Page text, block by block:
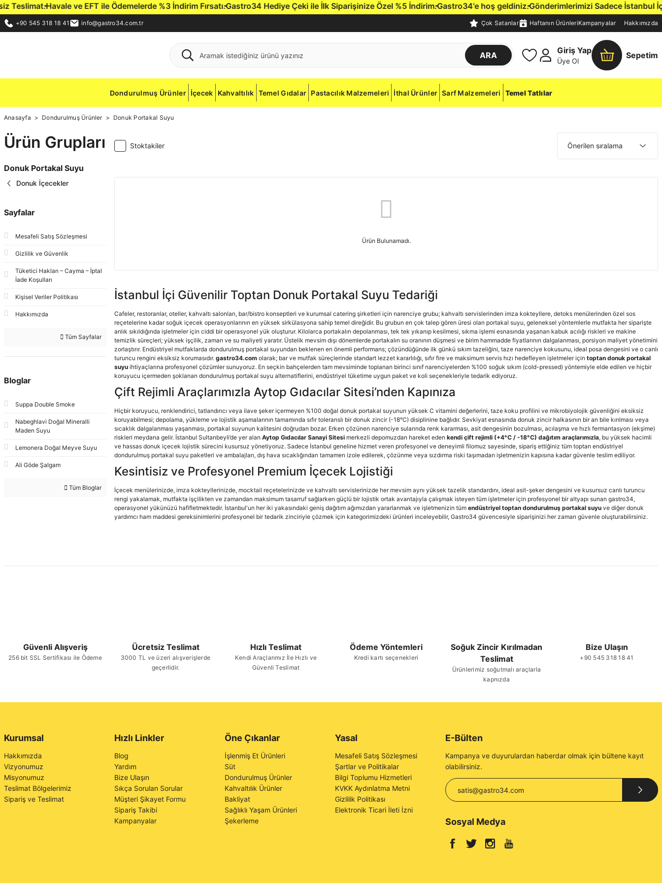
Havale ve EFT ile Ödemelerde %3 İndirim Fırsatı.Gastro34 Hediye Çeki ile İlk Siparişinize Özel %5 İndirim.Gastro34'e hoş geldiniz.Gönderimlerimizi Sadece İstanbul
+90 545 318 18 41 info@gastro34.com.tr Çok Satanlar Haftanın ÜrünleriKampanyalar Hakkımızda
ARA
Giriş Yap
Üye Ol
Sepetim
Dondurulmuş Ürünler İçecek Kahvaltılık Temel Gıdalar Pastacılık Malzemeleri İthal Ürünler Sarf Malzemeleri Temel Tatlılar
Anasayfa Dondurulmuş Ürünler Donuk Portakal Suyu
Ürün Grupları
Donuk Portakal Suyu
Donuk İçecekler
Sayfalar
Mesafeli Satış Sözleşmesi
Gizlilik ve Güvenlik
Tüketici Hakları – Cayma – İptal
İade Koşulları
Kişisel Veriler Politikası
Hakkımızda
Tüm Sayfalar
Bloglar
Suppa Double Smoke
Nabeghlavi Doğal Mineralli
Maden Suyu
Lemonera Doğal Meyve Suyu
Ali Göde Şalgam
Tüm Bloglar
Stoktakiler
Ürün Bulunamadı.
İstanbul İçi Güvenilir Toptan Donuk Portakal Suyu Tedariği
Cafeler, restoranlar, oteller, kahvaltı salonları, bar/bistro konseptleri ve kurumsal catering şirketleri için narenciye grubu; kahvaltı servislerinden imza kokteyllere, detoks menülerinden özel sos
reçetelerine kadar soğuk içecek operasyonlarının en yüksek sirkülasyona sahip temel direğidir. Bu grubun en çok talep gören üresi olan portakal suyu, geleneksel yöntemlerle mutfakta her siparişte
anlık sıkıldığında işletmeler için ciddi bir operasyonel yük oluşturur. Kilolarca portakalın depolanması, tek tek yıkanıp kesilmesi, sıkma işlemi esnasında yaşanan kabuk acılığı riskleri ve makine
temizlik süreçleri; yüksek işçilik, zaman ve su maliyeti yaratır. Üstelik mevsim dışı dönemlerde portakalın su oranının düşmesi ve birim hammadde fiyatlarının dalgalanması, porsiyon maliyet yönetimini
zorlaştırır. Endüstriyel mutfaklarda dondurulmuş portakal suyundan beklenen en önemli performans; çözündüğünde ilk günkü sıkım tazeliğini, taze narenciye kokusunu, ideal posa dengesini ve o canlı
turuncu rengini eksiksiz korumasıdır. gastro34.com olarak; bar ve mutfak süreçlerinde standart lezzet kararlılığı, sıfır fire ve maksimum servis hızı hedefleyen işletmeler için toptan donuk portakal
suyu ihtiyaçlarına profesyonel çözümler sunuyoruz. En seçkin bahçelerden tam mevsiminde toplanan birinci sınıf narenciyelerden %100 soğuk sıkım (cold-pressed) yöntemiyle elde edilen ve hiçbir
koruyucu içermeden şoklanan dondurulmuş portakal suyu alternatiflerini, endüstriyel tüketime uygun paket ve koli seçenekleriyle tedarik ediyoruz.
Çift Rejimli Araçlarımızla Aytop Gıdacılar Sitesi’nden Kapınıza
Hiçbir koruyucu, renklendirici, tatlandırıcı veya ilave şeker içermeyen %100 doğal donuk portakal suyunun yüksek C vitamini değerlerini, taze koku profilini ve mikrobiyolojik güvenliğini eksiksiz
koruyabilmesi; depolama, yükleme ve lojistik aşamalarının tamamında sıfır toleranslı bir donuk zincir (-18°C) disiplinine bağlıdır. Sevkiyat esnasında donuk zincir halkasının bir an bile kırılması veya
sıcaklık dalgalanması yaşanması, portakal suyunun kalitesini doğrudan bozar. Erken çözünen narenciye sularında renk kararması, asit dengesinin bozulması, acılaşma ve hızlı fermantasyon (ekşime)
riskleri meydana gelir. İstanbul Sultanbeyli’de yer alan Aytop Gıdacılar Sanayi Sitesi merkezli depomuzdan hareket eden kendi çift rejimli (+4°C / -18°C) dağıtım araçlarımızla, bu yüksek hacimli
ve hassas donuk içecek lojistik sürecini kusursuz yönetiyoruz. Sadece İstanbul geneline hizmet veren profesyonel ve deneyimli filomuz sayesinde, sipariş ettiğiniz tüm toptan endüstriyel
dondurulmuş portakal suyu paketleri ve ambalajları, dış hava sıcaklığından tamamen izole edilerek, çözünme veya sızdırma riski taşımadan işletmenizin kapısına kadar güvenle teslim ediliyor.
Kesintisiz ve Profesyonel Premium İçecek Lojistiği
İçecek menülerinizde, imza kokteyllerinizde, mocktail reçetelerinizde ve kahvaltı servislerinizde her mevsim aynı yüksek tazelik standardını, ideal asit-şeker dengesini ve kusursuz canlı turuncu
rengi yakalamak, mutfakta işçilikten ve zamandan maksimum tasarruf sağlarken güçlü bir lojistik ortak avantajıyla çalışmak isteyen tüm işletmeler için profesyonel bir altyapı sunan gastro34,
operasyonel yükünüzü hafifletmektedir. İstanbul'un her iki yakasındaki geniş dağıtım ağımızdan yararlanmak ve işletmenizin tüm endüstriyel toptan dondurulmuş portakal suyu ve diğer donuk
yardımcı ham maddesi gereksinimlerini profesyonel bir tedarik zinciriyle çözmek için kategorimizdeki ürünleri inceleyebilir, Gastro34 güvencesiyle siparişinizi her zaman güvenle oluşturabilirsiniz.
Güvenli Alışveriş
256 bit SSL Sertifikası ile Ödeme
Ücretsiz Teslimat
3000 TL ve üzeri alışverişlerde
geçerlidir.
Hızlı Teslimat
Kendi Araçlarımız İle Hızlı ve
Güvenli Teslimat
Ödeme Yöntemleri
Kredi kartı seçenekleri
Soğuk Zincir Kırılmadan
Teslimat
Ürünlerimiz soğutmalı araçlarla
kapnızda
Bize Ulaşın
+90 545 318 18 41
Kurumsal
Hakkımızda
Vizyonumuz
Misyonumuz
Teslimat Bölgelerimiz
Sipariş ve Teslimat
Hızlı Linkler
Blog
Yardım
Bize Ulaşın
Sıkça Sorulan Sorular
Müşteri Şikayet Formu
Sipariş Takibi
Kampanyalar
Öne Çıkanlar
İşlenmiş Et Ürünleri
Süt
Dondurulmuş Ürünler
Kahvaltılık Ürünler
Bakliyat
Sağlıklı Yaşam Ürünleri
Şekerleme
Yasal
Mesafeli Satış Sözleşmesi
Şartlar ve Politikalar
Bilgi Toplumu Hizmetleri
KVKK Aydınlatma Metni
Gizlilik Politikası
Elektronik Ticari İleti İzni
E-Bülten
Kampanya ve duyurulardan haberdar olmak için bültene kayıt
olabilirsiniz.
Sosyal Medya